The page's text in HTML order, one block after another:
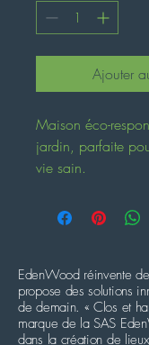
Ajouter
Maison éco-
jardin, parfaite
vie sain.
EdenWood réinvente
propose des solutions
de demain. « Clos et
marque de la SAS
dans la création de